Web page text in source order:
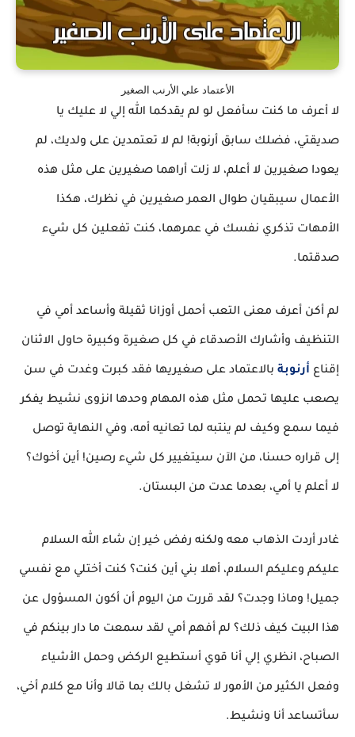
الأعتماد علي الأرنب الصغير
لا أعرف ما كنت سأفعل لو لم يقدكما الله إلي لا عليك يا
صديقتي، فضلك سابق أرنوبة! لم لا تعتمدين على ولديك، لم
يعودا صغيرين لا أعلم، لا زلت أراهما صغيرين على مثل هذه
الأعمال سيبقيان طوال العمر صغيرين في نظرك، هكذا
الأمهات تذكري نفسك في عمرهما، كنت تفعلين كل شيء
صدقتما.
لم أكن أعرف معنى التعب أحمل أوزانا ثقيلة وأساعد أمي في
التنظيف وأشارك الأصدقاء في كل صغيرة وكبيرة حاول الاثنان
إقناع أرنوبة بالاعتماد على صغيريها فقد كبرت وغدت في سن
يصعب عليها تحمل مثل هذه المهام وحدها انزوى نشيط يفكر
فيما سمع وكيف لم ينتبه لما تعانيه أمه، وفي النهاية توصل
إلى قراره حسنا، من الآن سيتغيير كل شيء رصين! أين أخوك؟
لا أعلم يا أمي، بعدما عدت من البستان.
غادر أردت الذهاب معه ولكنه رفض خير إن شاء الله السلام
عليكم وعليكم السلام، أهلا بني أين كنت؟ كنت أختلي مع نفسي
جميل! وماذا وجدت؟ لقد قررت من اليوم أن أكون المسؤول عن
هذا البيت كيف ذلك؟ لم أفهم أمي لقد سمعت ما دار بينكم في
الصباح، انظري إلي أنا قوي أستطيع الركض وحمل الأشياء
وفعل الكثير من الأمور لا تشغل بالك بما قالا وأنا مع كلام أخي،
سأتساعد أنا ونشيط.